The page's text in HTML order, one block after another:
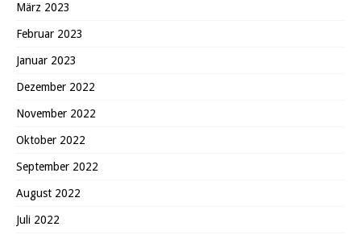
März 2023
Februar 2023
Januar 2023
Dezember 2022
November 2022
Oktober 2022
September 2022
August 2022
Juli 2022